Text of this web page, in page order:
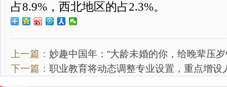
占8.9%，西北地区的占2.3%。
上一篇： 妙趣中国年：“大龄未婚的你，给晚辈压岁
下一篇： 职业教育将动态调整专业设置，重点增设